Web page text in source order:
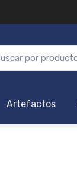
Artefactos